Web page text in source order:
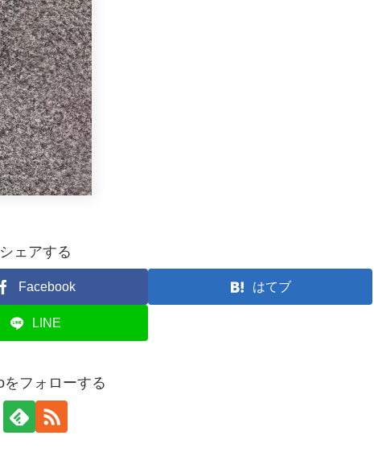
シェアする
Facebook はてブ
LINE
をフォローする